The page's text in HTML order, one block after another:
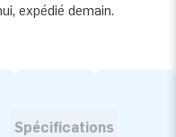
expédié demain.
Spécifications